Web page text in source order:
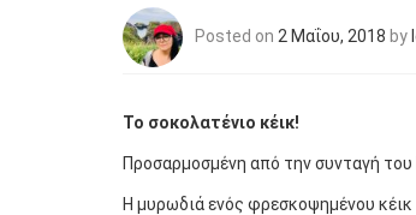
Posted on 2 Μαΐου, 2018 by
To σοκολατένιο κέικ!
Προσαρμοσμένη από την συνταγή του
Η μυρωδιά ενός φρεσκοψημένου κέικ